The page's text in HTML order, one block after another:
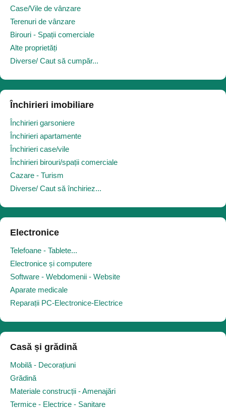
Case/Vile de vânzare
Terenuri de vânzare
Birouri - Spații comerciale
Alte proprietăți
Diverse/ Caut să cumpăr...
Închirieri imobiliare
Închirieri garsoniere
Închirieri apartamente
Închirieri case/vile
Închirieri birouri/spații comerciale
Cazare - Turism
Diverse/ Caut să închiriez...
Electronice
Telefoane - Tablete...
Electronice și computere
Software - Webdomenii - Website
Aparate medicale
Reparații PC-Electronice-Electrice
Casă și grădină
Mobilă - Decorațiuni
Grădină
Materiale construcții - Amenajări
Termice - Electrice - Sanitare